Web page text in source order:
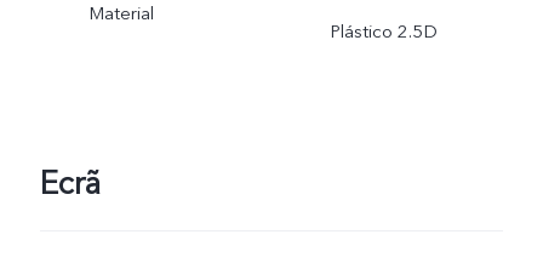
Material
Plástico 2.5D
Ecrã